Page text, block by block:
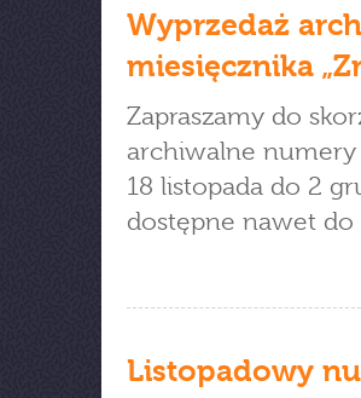
Wyprzedaż
miesięcznika
Zapraszamy do
archiwalne numery
18 listopada do 2
dostępne nawet do
Listopadowy